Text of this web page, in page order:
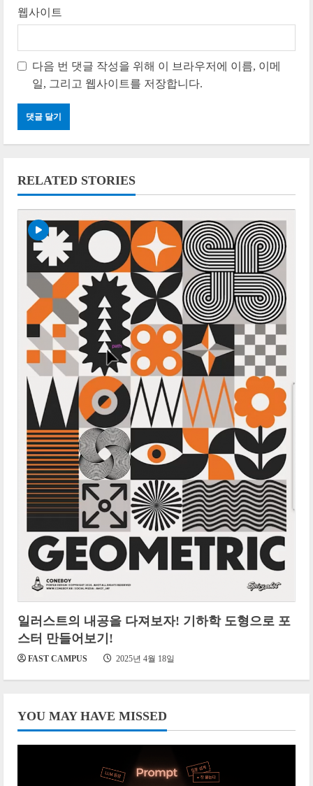
웹사이트
다음 번 댓글 작성을 위해 이 브라우저에 이름, 이메
일, 그리고 웹사이트를 저장합니다.
RELATED STORIES
일러스트의 내공을 다져보자! 기하학 도형으로 포
스터 만들어보기!
FAST CAMPUS 2025년 4월 18일
YOU MAY HAVE MISSED